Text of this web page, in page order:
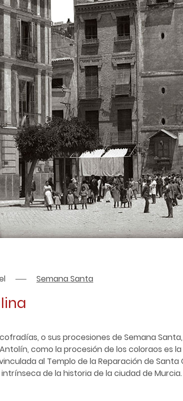
Semana Santa
o sus procesiones de Semana
como la procesión de los coloraos es
al Templo de la Reparación de
de la historia de la ciudad de